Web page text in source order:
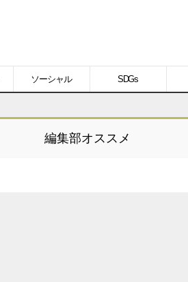
ソーシャル SDGs
編集部オススメ